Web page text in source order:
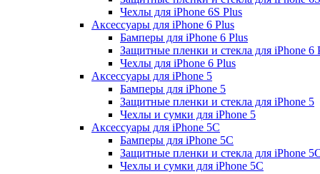
Чехлы для iPhone 6S Plus
Аксессуары для iPhone 6 Plus
Бамперы для iPhone 6 Plus
Защитные пленки и стекла для iPhone 6
Чехлы для iPhone 6 Plus
Аксессуары для iPhone 5
Бамперы для iPhone 5
Защитные пленки и стекла для iPhone 5
Чехлы и сумки для iPhone 5
Аксессуары для iPhone 5C
Бамперы для iPhone 5C
Защитные пленки и стекла для iPhone
Чехлы и сумки для iPhone 5C